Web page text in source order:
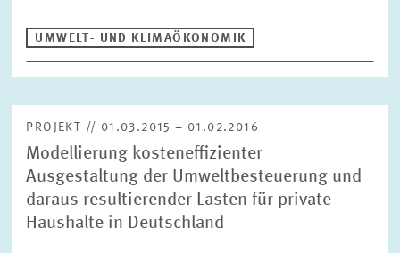
UMWELT- UND KLIMAÖKONOMIK
PROJEKT // 01.03.2015 – 01.02.2016
Modellierung kosteneffizienter
Ausgestaltung der Umweltbesteuerung und
daraus resultierender Lasten für private
Haushalte in Deutschland